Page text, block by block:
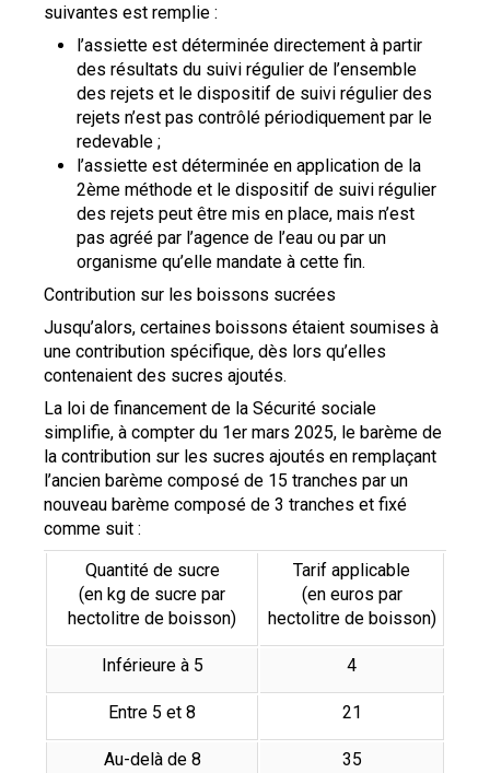
suivantes est remplie :
l’assiette est déterminée directement à partir
des résultats du suivi régulier de l’ensemble
des rejets et le dispositif de suivi régulier des
rejets n’est pas contrôlé périodiquement par le
redevable ;
l’assiette est déterminée en application de la
2ème méthode et le dispositif de suivi régulier
des rejets peut être mis en place, mais n’est
pas agréé par l’agence de l’eau ou par un
organisme qu’elle mandate à cette fin.
Contribution sur les boissons sucrées
Jusqu’alors, certaines boissons étaient soumises à
une contribution spécifique, dès lors qu’elles
contenaient des sucres ajoutés.
La loi de financement de la Sécurité sociale
simplifie, à compter du 1er mars 2025, le barème de
la contribution sur les sucres ajoutés en remplaçant
l’ancien barème composé de 15 tranches par un
nouveau barème composé de 3 tranches et fixé
comme suit :
Quantité de sucre
(en kg de sucre par
hectolitre de boisson)
Tarif applicable
(en euros par
hectolitre de boisson)
Inférieure à 5 4
Entre 5 et 8 21
Au-delà de 8
35